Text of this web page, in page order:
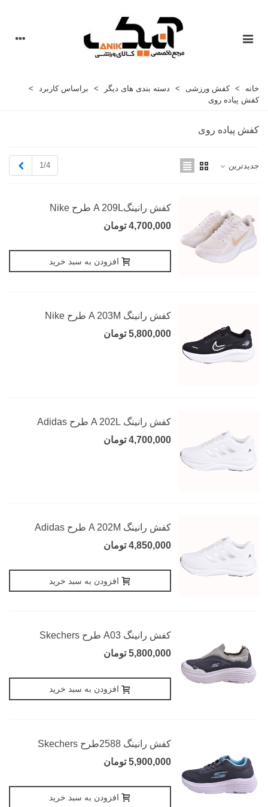
خانه > کفش ورزشی > دسته بندی های دیگر > براساس کاربرد
>
کفش پیاده روی
کفش پیاده روی
جدیدترین 1/4
کفش رانینگA 209L طرح Nike
4,700,000 تومان
افزودن به سبد خرید
کفش رانینگ A 203M طرح Nike
5,800,000 تومان
کفش رانینگ A 202L طرح Adidas
4,700,000 تومان
کفش رانینگ A 202M طرح Adidas
4,850,000 تومان
افزودن به سبد خرید
کفش رانینگ A03 طرح Skechers
5,800,000 تومان
افزودن به سبد خرید
کفش رانینگ 2588طرح Skechers
5,900,000 تومان
افزودن به سبد خرید